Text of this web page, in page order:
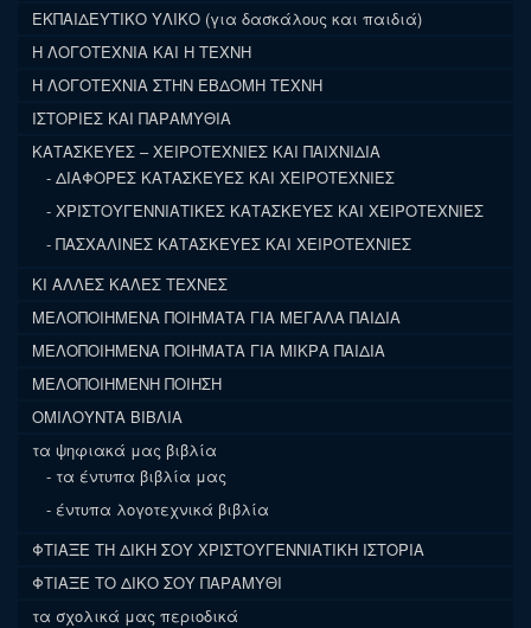
ΕΚΠΑΙΔΕΥΤΙΚΟ ΥΛΙΚΟ (για δασκάλους και παιδιά)
Η ΛΟΓΟΤΕΧΝΙΑ ΚΑΙ Η ΤΕΧΝΗ
Η ΛΟΓΟΤΕΧΝΙΑ ΣΤΗΝ ΕΒΔΟΜΗ ΤΕΧΝΗ
ΙΣΤΟΡΙΕΣ ΚΑΙ ΠΑΡΑΜΥΘΙΑ
ΚΑΤΑΣΚΕΥΕΣ – ΧΕΙΡΟΤΕΧΝΙΕΣ ΚΑΙ ΠΑΙΧΝΙΔΙΑ
ΔΙΑΦΟΡΕΣ ΚΑΤΑΣΚΕΥΕΣ ΚΑΙ ΧΕΙΡΟΤΕΧΝΙΕΣ
ΧΡΙΣΤΟΥΓΕΝΝΙΑΤΙΚΕΣ ΚΑΤΑΣΚΕΥΕΣ ΚΑΙ ΧΕΙΡΟΤΕΧΝΙΕΣ
ΠΑΣΧΑΛΙΝΕΣ ΚΑΤΑΣΚΕΥΕΣ ΚΑΙ ΧΕΙΡΟΤΕΧΝΙΕΣ
ΚΙ ΑΛΛΕΣ ΚΑΛΕΣ ΤΕΧΝΕΣ
ΜΕΛΟΠΟΙΗΜΕΝΑ ΠΟΙΗΜΑΤΑ ΓΙΑ ΜΕΓΑΛΑ ΠΑΙΔΙΑ
ΜΕΛΟΠΟΙΗΜΕΝΑ ΠΟΙΗΜΑΤΑ ΓΙΑ ΜΙΚΡΑ ΠΑΙΔΙΑ
ΜΕΛΟΠΟΙΗΜΕΝΗ ΠΟΙΗΣΗ
ΟΜΙΛΟΥΝΤΑ ΒΙΒΛΙΑ
τα ψηφιακά μας βιβλία
τα έντυπα βιβλία μας
έντυπα λογοτεχνικά βιβλία
ΦΤΙΑΞΕ ΤΗ ΔΙΚΗ ΣΟΥ ΧΡΙΣΤΟΥΓΕΝΝΙΑΤΙΚΗ ΙΣΤΟΡΙΑ
ΦΤΙΑΞΕ ΤΟ ΔΙΚΟ ΣΟΥ ΠΑΡΑΜΥΘΙ
τα σχολικά μας περιοδικά